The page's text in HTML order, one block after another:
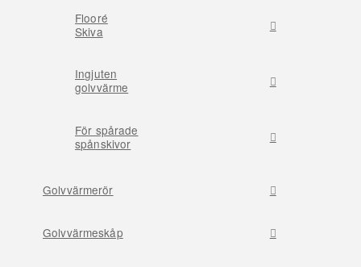
Flooré
Skiva
Ingjuten
golvvärme
För spårade
spånskivor
Golvvärmerör
Golvvärmeskåp